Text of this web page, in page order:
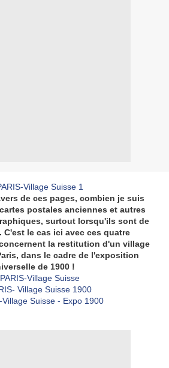
de ces pages, combien je suis
postales anciennes et autres
surtout lorsqu'ils sont de
C'est le cas ici avec ces quatre
la restitution d'un village
dans le cadre de l'exposition
de 1900 !